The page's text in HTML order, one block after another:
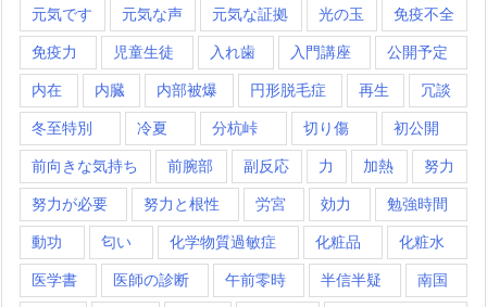
元気です 元気な声 元気な証拠 光の玉 免疫不全
免疫力 児童生徒 入れ歯 入門講座 公開予定
内在 内臓 内部被爆 円形脱毛症 再生 冗談
冬至特別 冷夏 分杭峠 切り傷 初公開
前向きな気持ち 前腕部 副反応 力 加熱 努力
努力が必要 努力と根性 労宮 効力 勉強時間
動功 匂い 化学物質過敏症 化粧品 化粧水
医学書 医師の診断 午前零時 半信半疑 南国